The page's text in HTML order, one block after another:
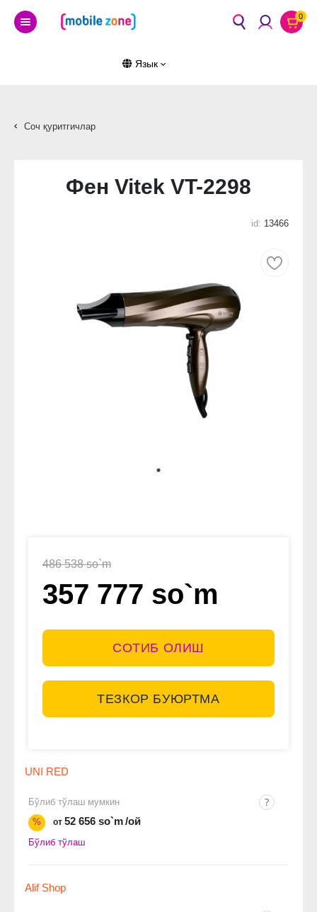
0
Язык
Соч қуритгичлар
Фен Vitek VT-2298
id: 13466
486 538 so`m
357 777 so`m
СОТИБ ОЛИШ
ТЕЗКОР БУЮРТМА
UNI RED
Бўлиб тўлаш мумкин
%
от 52 656 so`m/ой
Бўлиб тўлаш
Alif Shop